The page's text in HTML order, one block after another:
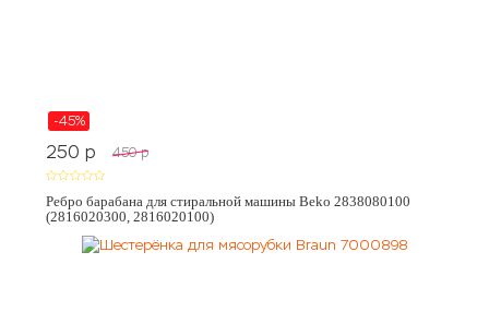
-45%
250 p 450 p
Ребро барабана для стиральной машины Beko 2838080100
(2816020300, 2816020100)